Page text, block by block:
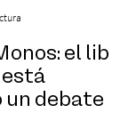
el libro
está
un debate